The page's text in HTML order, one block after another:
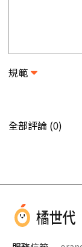
規範
全部評論 (0)